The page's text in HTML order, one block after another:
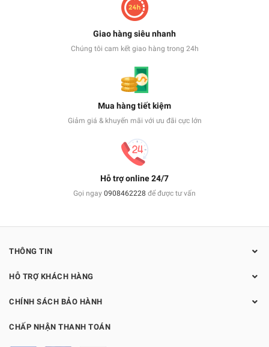
Giao hàng siêu nhanh
Chúng tôi cam kết giao hàng trong 24h
Mua hàng tiết kiệm
Giảm giá & khuyến mãi với ưu đãi cực lớn
Hỗ trợ online 24/7
Gọi ngay 0908462228 để được tư vấn
THÔNG TIN
HỖ TRỢ KHÁCH HÀNG
CHÍNH SÁCH BẢO HÀNH
CHẤP NHẬN THANH TOÁN